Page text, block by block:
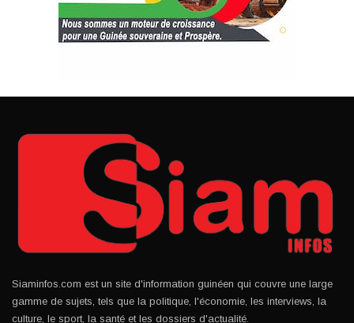
Siaminfos.com est un site d'information guinéen qui couvre une large
gamme de sujets, tels que la politique, l'économie, les interviews, la
culture, le sport, la santé et les dossiers d'actualité.